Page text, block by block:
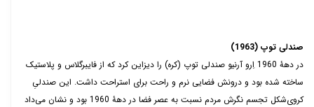
صندلی توپ (1963)
در دهۀ 1960 اِرو آرنیو صندلی توپ (کره) را دیزاین کرد که از فایبرگلاس و پلاستیک
ساخته شده بود و درونش فضایی نرم و راحت برای استراحت داشت. این صندلیِ
کروی‌شکل تجسم نگرش مردم نسبت به عصر فضا در دهۀ 1960 بود و نشان می‌داد